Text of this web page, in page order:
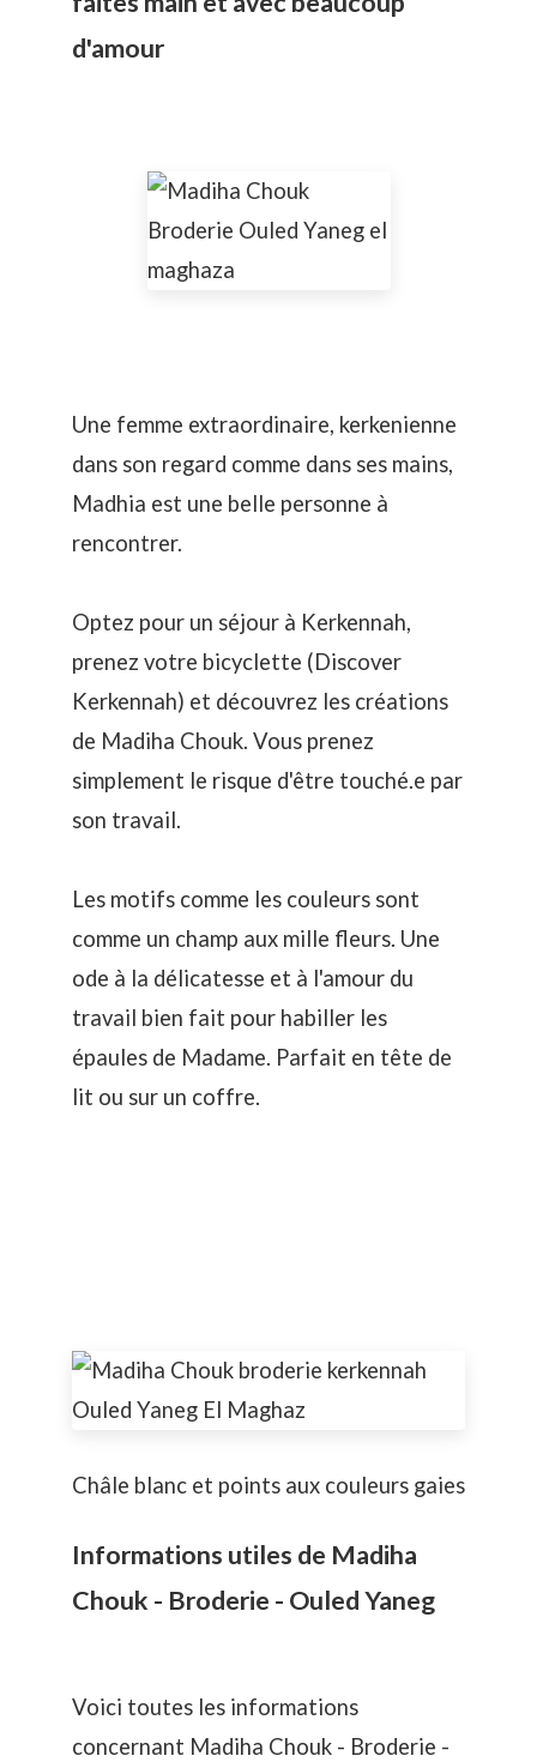
d'amour
Une femme extraordinaire, kerkenienne
dans son regard comme dans ses mains,
Madhia est une belle personne à
rencontrer.
Optez pour un séjour à Kerkennah,
prenez votre bicyclette (Discover
Kerkennah) et découvrez les créations
de Madiha Chouk. Vous prenez
simplement le risque d'être touché.e par
son travail.
Les motifs comme les couleurs sont
comme un champ aux mille fleurs. Une
ode à la délicatesse et à l'amour du
travail bien fait pour habiller les
épaules de Madame. Parfait en tête de
lit ou sur un coffre.
Châle blanc et points aux couleurs gaies
Informations utiles de Madiha
Chouk - Broderie - Ouled Yaneg
Voici toutes les informations
concernant Madiha Chouk - Broderie -